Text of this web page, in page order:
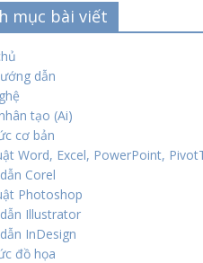
mục bài viết
dẫn
tạo (Ai)
cơ bản
Word, Excel, PowerPoint,
Corel
Photoshop
Illustrator
InDesign
đồ họa